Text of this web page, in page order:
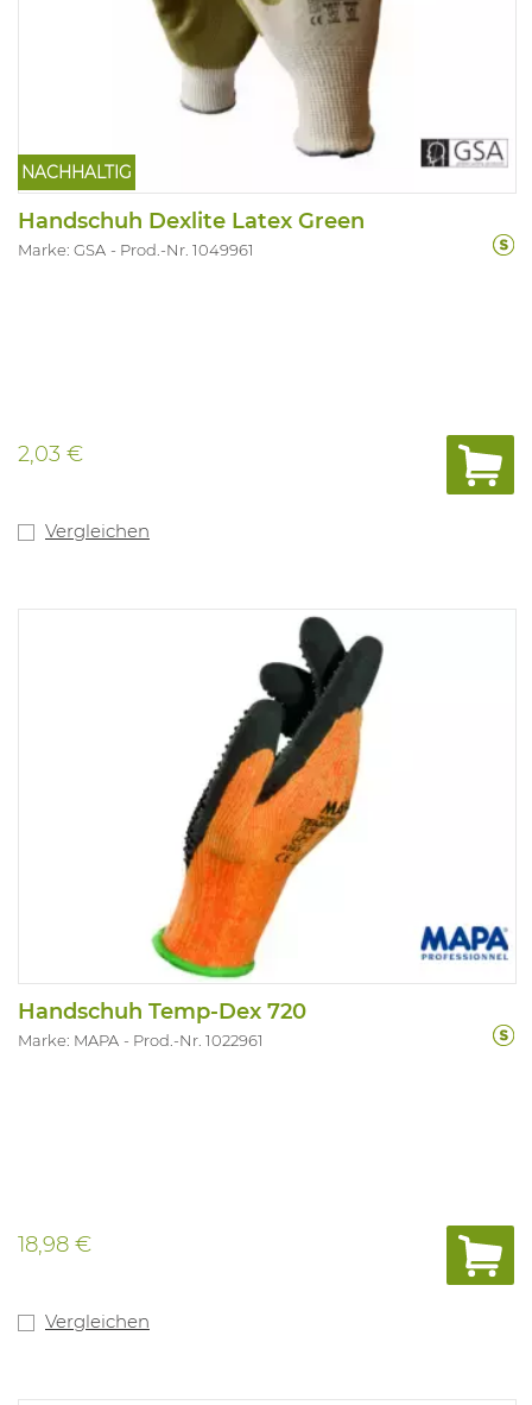
NACHHALTIG
Handschuh Dexlite Latex Green
Marke: GSA Prod.-Nr. 1049961
2,03 €
Vergleichen
Handschuh Temp-Dex 720
Marke: MAPA Prod.-Nr. 1022961
18,98 €
Vergleichen